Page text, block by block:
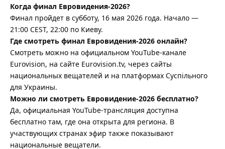
Когда финал Евровидения-2026?
Финал пройдет в субботу, 16 мая 2026 года. Начало —
21:00 CEST, 22:00 по Киеву.
Где смотреть финал Евровидения-2026 онлайн?
Смотреть можно на официальном YouTube-канале
Eurovision, на сайте Eurovision.tv, через сайты
национальных вещателей и на платформах Суспільного
для Украины.
Можно ли смотреть Евровидение-2026 бесплатно?
Да, официальная YouTube-трансляция доступна
бесплатно там, где она открыта для региона. В
участвующих странах эфир также показывают
национальные вещатели.